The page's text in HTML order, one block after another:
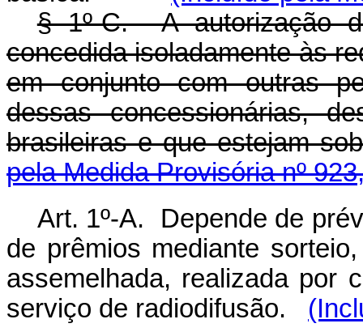
§ 1º-C. A autorização
concedida isoladamente às
em conjunto com outras
dessas concessionárias,
brasileiras e que estejam
pela Medida Provisória nº
Art. 1º-A. Depende de
de prêmios mediante
assemelhada, realizada por
serviço de radiodifusão.